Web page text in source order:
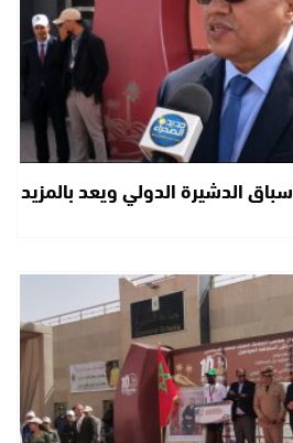
الدشيرة الدولي ويعد بالمزيد